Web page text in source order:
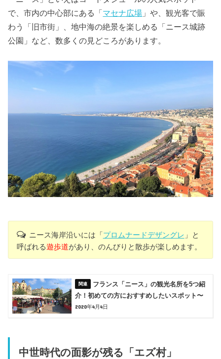
で、市内の中心部にある「 マセナ広場 」や、観光客で賑
わう「旧市街」、地中海の絶景を楽しめる「ニース城跡
公園」など、数多くの見どころがあります。
ニース海岸沿いには「プロムナードデザングレ 」と
呼ばれる遊歩道があり、のんびりと散歩が楽しめます。
フランス「ニース」の観光名所を5つ紹
介！初めての方におすすめしたいスポット〜
2020年4月4日
中世時代の面影が残る「エズ村」